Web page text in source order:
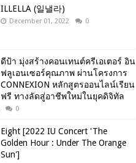
ILLELLA (일낼라)
December 01, 2022 0
ดีป้า มุ่งสร้างคอนเทนต์ครีเอเตอร์ อิน
ฟลูเอนเซอร์คุณภาพ ผ่านโครงการ
CONNEXION หลักสูตรออนไลน์เรียน
ฟรี ทางลัดสู่อาชีพใหม่ในยุคดิจิทัล
0
Eight [2022 IU Concert 'The
Golden Hour : Under The Orange
Sun']